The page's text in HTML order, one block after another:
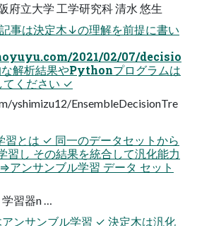
府立大学 工学研究科 清水 悠生
事は決定木↓の理解を前提に書い
2021/02/07/decisio
解析結果やPythonプログラムは
ください ✓
yshimizu12/EnsembleDecisionTre
習とは ✓ 同一のデータセットから
習し その結果を統合して汎化能力
アンサンブル学習 データ セット
習器n …
ンサンブル学習 ✓ 決定木は汎化